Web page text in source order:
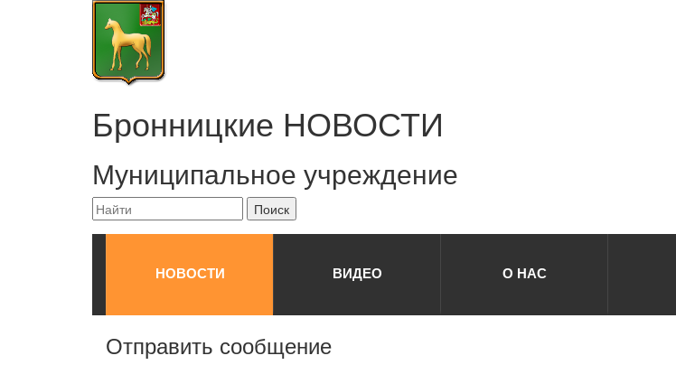
Бронницкие НОВОСТИ
Муниципальное учреждение
НОВОСТИ ВИДЕО О НАС
Отправить сообщение